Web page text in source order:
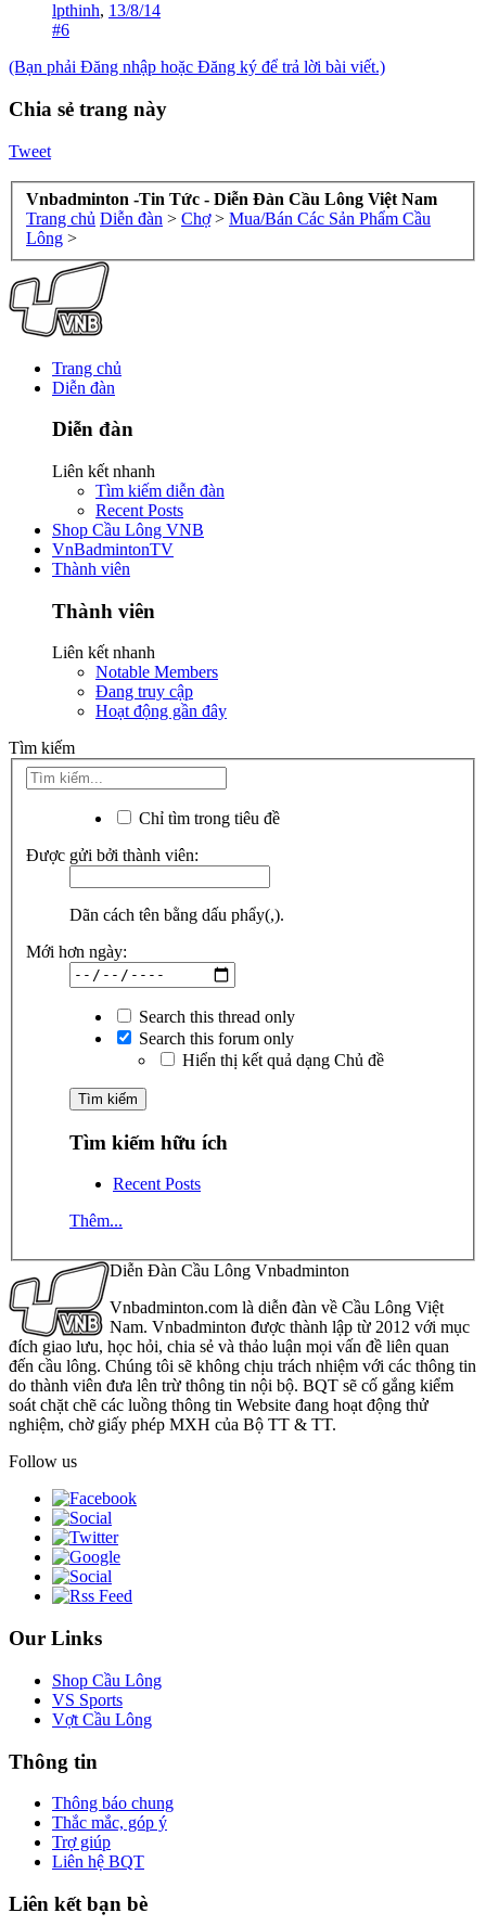
lpthinh, 13/8/14
#6
(Bạn phải Đăng nhập hoặc Đăng ký để trả lời bài viết.)
Chia sẻ trang này
Tweet
Vnbadminton -Tin Tức - Diễn Đàn Cầu Lông Việt Nam
Trang chủ Diễn đàn > Chợ > Mua/Bán Các Sản Phẩm Cầu
Lông >
Trang chủ
Diễn đàn
Diễn đàn
Liên kết nhanh
Tìm kiếm diễn đàn
Recent Posts
Shop Cầu Lông VNB
VnBadmintonTV
Thành viên
Thành viên
Liên kết nhanh
Notable Members
Đang truy cập
Hoạt động gần đây
Tìm kiếm
Chỉ tìm trong tiêu đề
Được gửi bởi thành viên:
Dãn cách tên bằng dấu phẩy(,).
Mới hơn ngày:
Search this thread only
Search this forum only
Hiển thị kết quả dạng Chủ đề
Tìm kiếm hữu ích
Recent Posts
Thêm...
Diễn Đàn Cầu Lông Vnbadminton
Vnbadminton.com là diễn đàn về Cầu Lông Việt
Nam. Vnbadminton được thành lập từ 2012 với mục
đích giao lưu, học hỏi, chia sẻ và thảo luận mọi vấn đề liên quan
đến cầu lông. Chúng tôi sẽ không chịu trách nhiệm với các thông tin
do thành viên đưa lên trừ thông tin nội bộ. BQT sẽ cố gắng kiểm
soát chặt chẽ các luồng thông tin Website đang hoạt động thử
nghiệm, chờ giấy phép MXH của Bộ TT & TT.
Follow us
Our Links
Shop Cầu Lông
VS Sports
Vợt Cầu Lông
Thông tin
Thông báo chung
Thắc mắc, góp ý
Trợ giúp
Liên hệ BQT
Liên kết bạn bè